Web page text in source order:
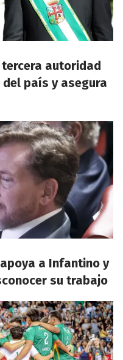
autoridad
país y asegura
a Infantino y
su trabajo